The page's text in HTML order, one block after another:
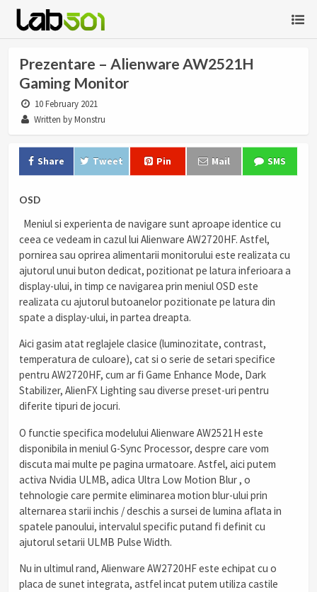
Prezentare – Alienware AW2521H
Gaming Monitor
10 February 2021
Written by Monstru
Share Tweet Pin Mail SMS
OSD
Meniul si experienta de navigare sunt aproape identice cu
ceea ce vedeam in cazul lui Alienware AW2720HF. Astfel,
pornirea sau oprirea alimentarii monitorului este realizata cu
ajutorul unui buton dedicat, pozitionat pe latura inferioara a
display-ului, in timp ce navigarea prin meniul OSD este
realizata cu ajutorul butoanelor pozitionate pe latura din
spate a display-ului, in partea dreapta.
Aici gasim atat reglajele clasice (luminozitate, contrast,
temperatura de culoare), cat si o serie de setari specifice
pentru AW2720HF, cum ar fi Game Enhance Mode, Dark
Stabilizer, AlienFX Lighting sau diverse preset-uri pentru
diferite tipuri de jocuri.
O functie specifica modelului Alienware AW2521H este
disponibila in meniul G-Sync Processor, despre care vom
discuta mai multe pe pagina urmatoare. Astfel, aici putem
activa Nvidia ULMB, adica Ultra Low Motion Blur , o
tehnologie care permite eliminarea motion blur-ului prin
alternarea starii inchis / deschis a sursei de lumina aflata in
spatele panoului, intervalul specific putand fi definit cu
ajutorul setarii ULMB Pulse Width.
Nu in ultimul rand, Alienware AW2720HF este echipat cu o
placa de sunet integrata, astfel incat putem utiliza castile